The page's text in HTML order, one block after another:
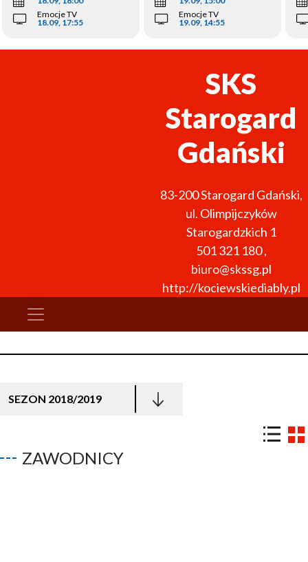
Emocje TV
18.09, 17:55
Emocje TV
19.09, 14:55
SKS
Starogard
Gdański
83-200Starogard Gdański,
ul. Olimpijczyków
Starogardzkich 1
501 321 180,
biuro@skssg.pl
http://kociewskiediably.pl
SEZON 2018/2019
ZAWODNICY